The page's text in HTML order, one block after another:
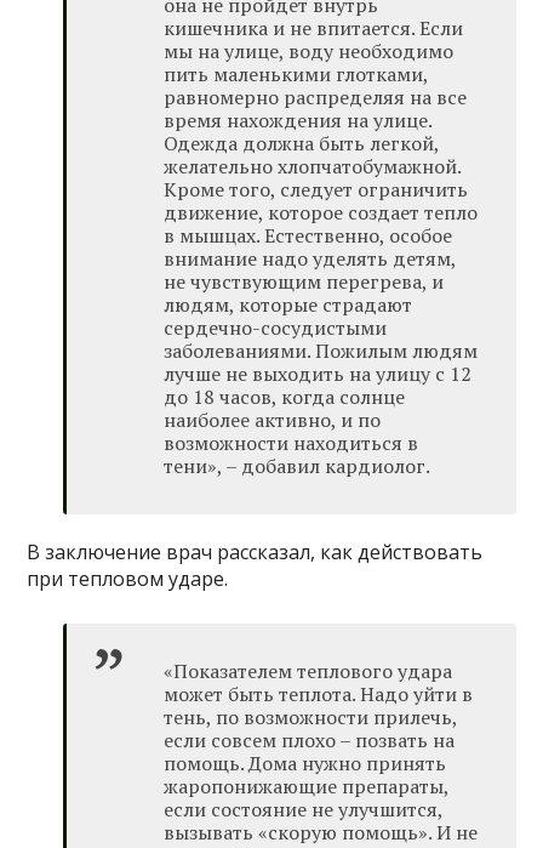
кишечника и не впитается. Если
мы на улице, воду необходимо
пить маленькими глотками,
равномерно распределяя на все
время нахождения на улице.
Одежда должна быть легкой,
желательно хлопчатобумажной.
Кроме того, следует ограничить
движение, которое создает тепло
в мышцах. Естественно, особое
внимание надо уделять детям,
не чувствующим перегрева, и
людям, которые страдают
сердечно-сосудистыми
заболеваниями. Пожилым людям
лучше не выходить на улицу с 12
до 18 часов, когда солнце
наиболее активно, и по
возможности находиться в
тени», – добавил кардиолог.
В заключение врач рассказал, как действовать
при тепловом ударе.
«Показателем теплового удара
может быть теплота. Надо уйти в
тень, по возможности прилечь,
если совсем плохо – позвать на
помощь. Дома нужно принять
жаропонижающие препараты,
если состояние не улучшится,
вызывать «скорую помощь». И не